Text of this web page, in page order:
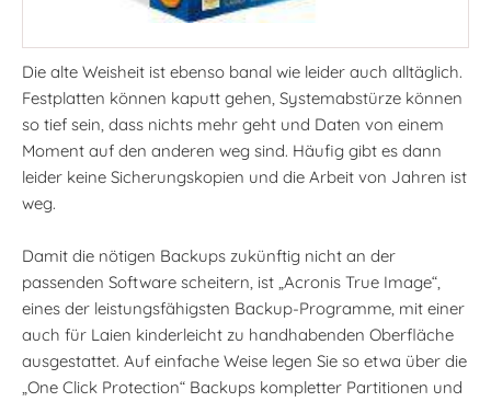
Die alte Weisheit ist ebenso banal wie leider auch alltäglich.
Festplatten können kaputt gehen, Systemabstürze können
so tief sein, dass nichts mehr geht und Daten von einem
Moment auf den anderen weg sind. Häufig gibt es dann
leider keine Sicherungskopien und die Arbeit von Jahren ist
weg.
Damit die nötigen Backups zukünftig nicht an der
passenden Software scheitern, ist „Acronis True Image“,
eines der leistungsfähigsten Backup-Programme, mit einer
auch für Laien kinderleicht zu handhabenden Oberfläche
ausgestattet. Auf einfache Weise legen Sie so etwa über die
„One Click Protection“ Backups kompletter Partitionen und